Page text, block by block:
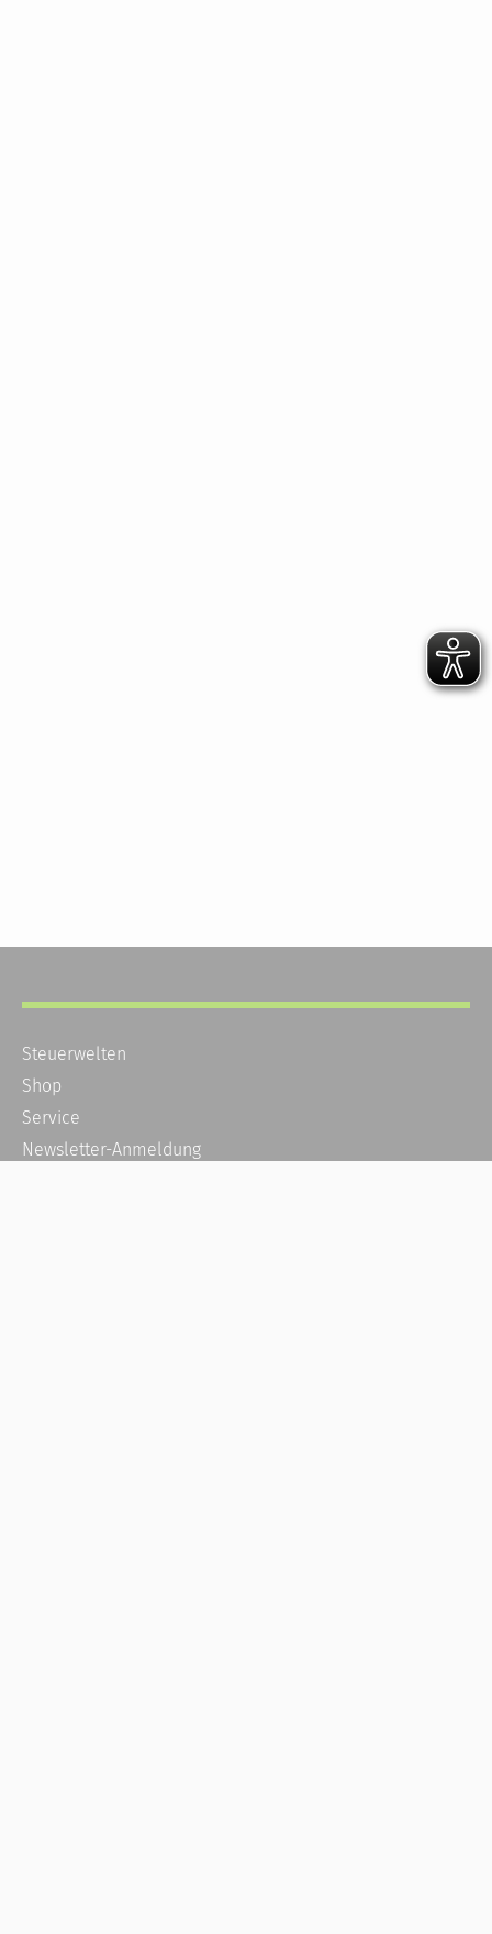
Steuerwelten
Shop
Service
Newsletter-Anmeldung